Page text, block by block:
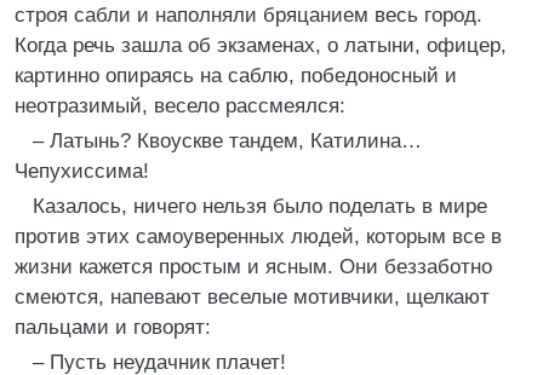
строя сабли и наполняли бряцанием весь город.
Когда речь зашла об экзаменах, о латыни, офицер,
картинно опираясь на саблю, победоносный и
неотразимый, весело рассмеялся:
– Латынь? Квоускве тандем, Катилина…
Чепухиссима!
Казалось, ничего нельзя было поделать в мире
против этих самоуверенных людей, которым все в
жизни кажется простым и ясным. Они беззаботно
смеются, напевают веселые мотивчики, щелкают
пальцами и говорят:
– Пусть неудачник плачет!